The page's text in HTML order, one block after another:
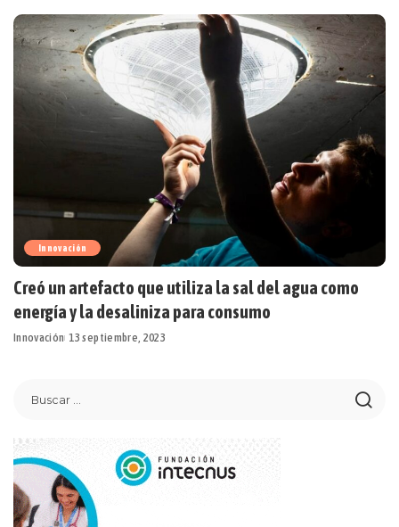
Innovación
Creó un artefacto que utiliza la sal del agua como
energía y la desaliniza para consumo
Innovación 13 septiembre, 2023